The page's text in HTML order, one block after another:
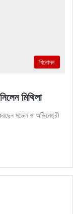
বিনোদন
মিথিলা
করছেন মডেল ও অভিনেত্রী